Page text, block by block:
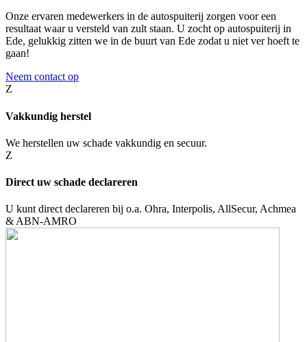
Onze ervaren medewerkers in de autospuiterij zorgen voor een
resultaat waar u versteld van zult staan. U zocht op autospuiterij in
Ede, gelukkig zitten we in de buurt van Ede zodat u niet ver hoeft te
gaan!
Neem contact op
Z
Vakkundig herstel
We herstellen uw schade vakkundig en secuur.
Z
Direct uw schade declareren
U kunt direct declareren bij o.a. Ohra, Interpolis, AllSecur, Achmea
& ABN-AMRO